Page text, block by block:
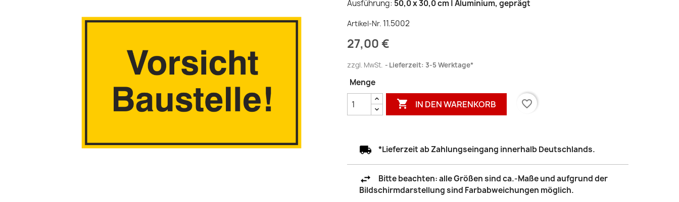
Ausführung: 50,0 x 30,0 cm |Aluminium, geprägt
Artikel-Nr. 11.5002
27,00 €
zzgl. MwSt. Lieferzeit: 3-5 Werktage*
Menge
 IN DEN WARENKORB favorite_border
*Lieferzeit ab Zahlungseingang innerhalb Deutschlands.
Bitte beachten: alle Größen sind ca.-Maße und aufgrund der
Bildschirmdarstellung sind Farbabweichungen möglich.